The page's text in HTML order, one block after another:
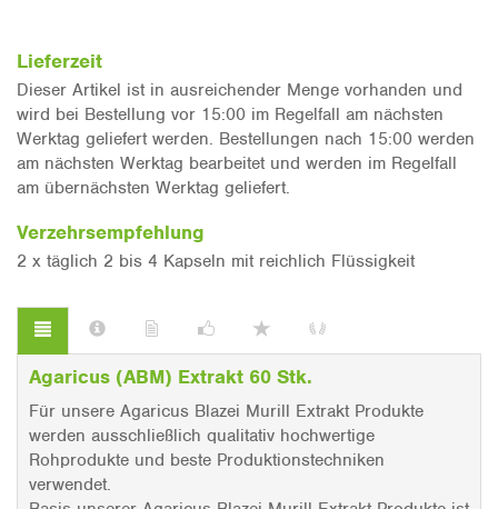
Lieferzeit
Dieser Artikel ist in ausreichender Menge vorhanden und
wird bei Bestellung vor 15:00 im Regelfall am nächsten
Werktag geliefert werden. Bestellungen nach 15:00 werden
am nächsten Werktag bearbeitet und werden im Regelfall
am übernächsten Werktag geliefert.
Verzehrsempfehlung
2 x täglich 2 bis 4 Kapseln mit reichlich Flüssigkeit
Agaricus (ABM) Extrakt 60 Stk.
Für unsere Agaricus Blazei Murill Extrakt Produkte
werden ausschließlich qualitativ hochwertige
Rohprodukte und beste Produktionstechniken
verwendet.